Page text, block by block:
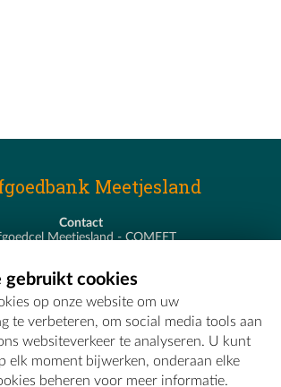
Meetjesland
Contact
Meetjesland - COMEET
T - 09 373 75 96
E -erfgoedcel@comeet.be
gebruikt cookies
op onze website om uw
te verbeteren, om social media tools aan
websiteverkeer te analyseren. U kunt
elk moment bijwerken, onderaan elke
beheren voor meer informatie.